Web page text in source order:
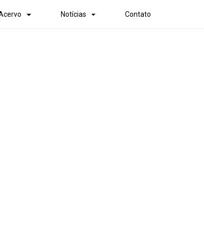
Notícias Contato